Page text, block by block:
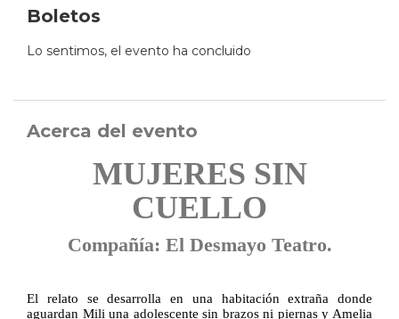
Boletos
Lo sentimos, el evento ha concluido
Acerca del evento
MUJERES SIN
CUELLO
Compañía: El Desmayo Teatro.
El relato se desarrolla en una habitación extraña donde
aguardan Mili una adolescente sin brazos ni piernas y Amelia